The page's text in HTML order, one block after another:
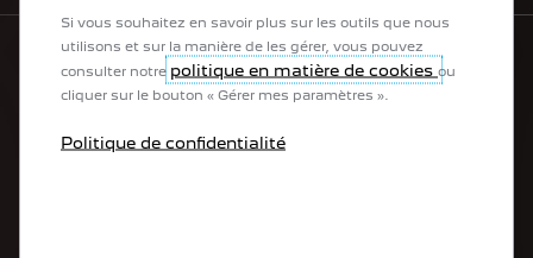
La gamme PEUGEOT
Si vous souhaitez en savoir plus sur les outils que nous
utilisons et sur la manière de les gérer, vous pouvez
consulter notre politique en matière de cookies ou
cliquer sur le bouton « Gérer mes paramètres ».
Politique de confidentialité